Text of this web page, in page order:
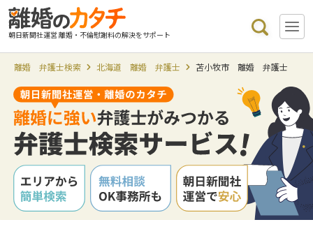
朝日新聞社運営 離婚・不倫慰謝料の解決をサポート
離婚 弁護士検索 北海道 離婚 弁護士 苫小牧市 離婚 弁護士